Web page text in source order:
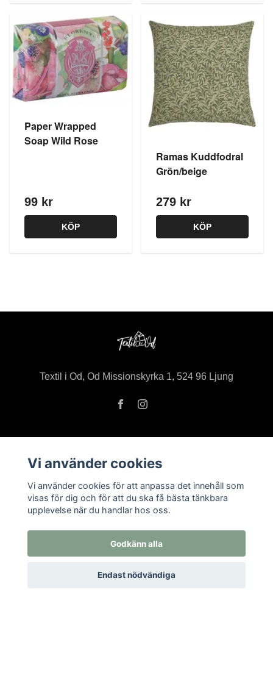
Paper Wrapped
Soap Wild Rose
99 kr
KÖP
Ramas Kuddfodral
Grön/beige
279 kr
KÖP
Textil i Od, Od Missionskyrka 1, 524 96 Ljung
Om oss
Öppettider i butiken
Kontakt
Returer
Vi använder cookies
Vi använder cookies för att anpassa det innehåll som
visas för dig och för att du ska få bästa tänkbara
upplevelse när du handlar hos oss.
Godkänn alla
Endast nödvändiga